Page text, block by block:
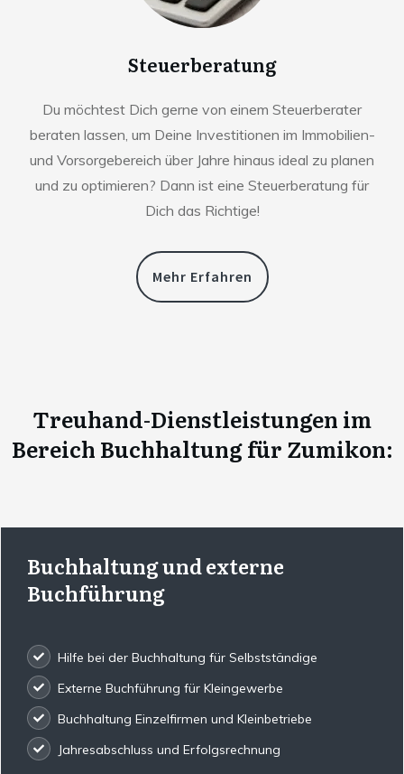
Steuerberatung
Du möchtest Dich gerne von einem Steuerberater
beraten lassen, um Deine Investitionen im Immobilien-
und Vorsorgebereich über Jahre hinaus ideal zu planen
und zu optimieren? Dann ist eine Steuerberatung für
Dich das Richtige!
Mehr Erfahren
Treuhand-Dienstleistungen im
Bereich Buchhaltung für Zumikon:
Buchhaltung und externe
Buchführung
Hilfe bei der Buchhaltung für Selbstständige
Externe Buchführung für Kleingewerbe
Buchhaltung Einzelfirmen und Kleinbetriebe
Jahresabschluss und Erfolgsrechnung